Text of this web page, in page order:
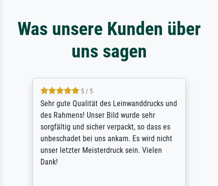
Was unsere Kunden über
uns sagen
5 / 5
Sehr gute Qualität des Leinwanddrucks und
des Rahmens! Unser Bild wurde sehr
sorgfältig und sicher verpackt, so dass es
unbeschadet bei uns ankam. Es wird nicht
unser letzter Meisterdruck sein. Vielen
Dank!